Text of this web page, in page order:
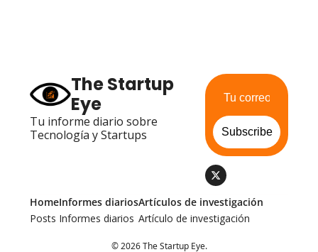
The Startup
Eye
Tu informe diario sobre
Tecnología y Startups
Subscribe
Home
Posts
Informes diarios
Informes diarios
Artículos de investigación
Artículo de investigación
© 2026 The Startup Eye.